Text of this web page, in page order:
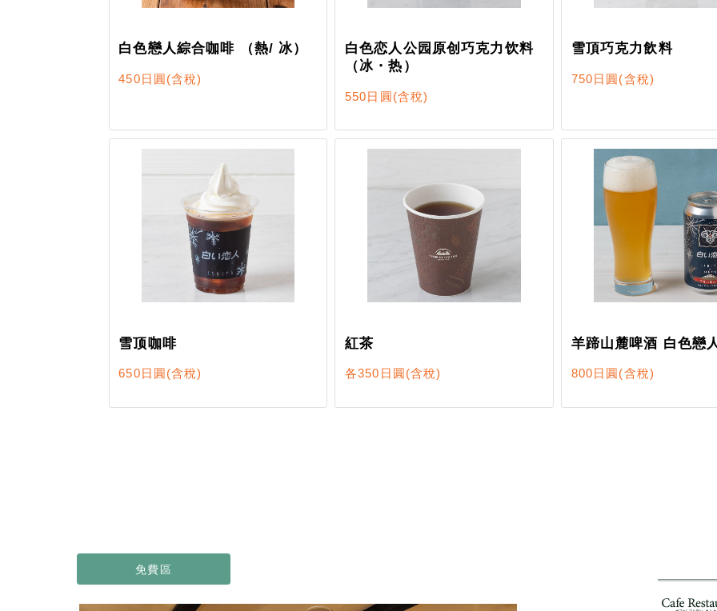
白色戀人綜合咖啡 （熱/ 冰）
450日圓(含稅)
白色恋人公园原创巧克力饮料
（冰・热）
550日圓(含稅)
雪頂巧克力飲料
750日圓(含稅)
雪顶咖啡
650日圓(含稅)
紅茶
各350日圓(含稅)
羊蹄山麓啤酒 白色戀
800日圓(含稅)
免費區